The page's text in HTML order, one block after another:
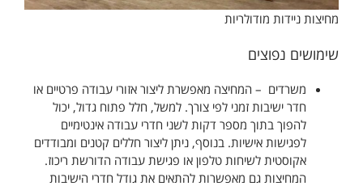
מחיצות ניידות מודולריות
שימושים נפוצים
משרדים – המחיצה מאפשרת ליצור אזורי עבודה פרטיים או
חדר ישיבות זמני לפי צורך. למשל, חלל פתוח גדול, יכול
להפוך בתוך מספר דקות לשני חדרי עבודה אינטימיים
לפגישות אישיות. בנוסף, ניתן ליצור חללים קטנים ומבודדים
אקוסטית לשיחות טלפון או פגישת עבודה הדורשת ריכוז.
המחיצות גם מאפשרות להתאים את גודל חדרי הישיבות